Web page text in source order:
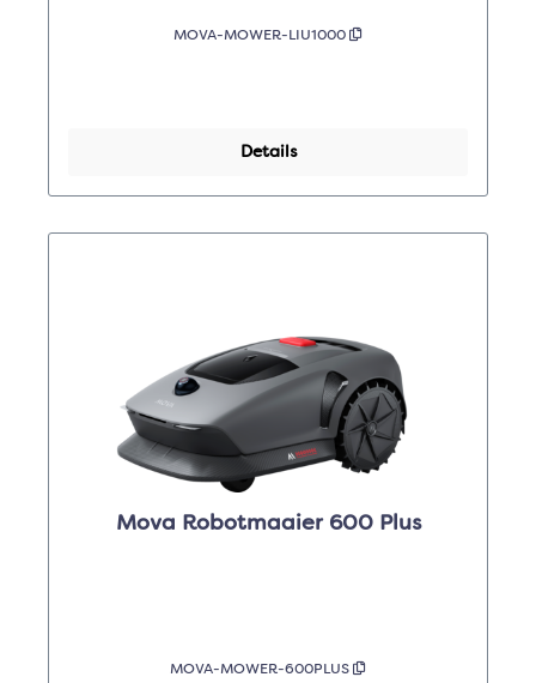
MOVA-MOWER-LIU1000
Details
Mova Robotmaaier 600 Plus
MOVA-MOWER-600PLUS